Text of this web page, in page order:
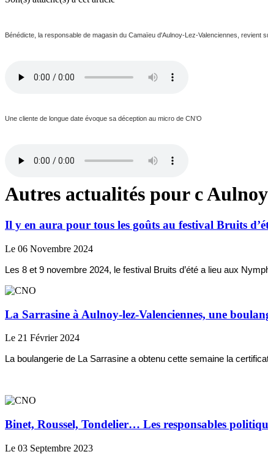
Bénédicte, la responsable de magasin du Camaïeu d'Aulnoy-Lez-Valenciennes, revient
Une cliente de longue date évoque sa déception au micro de CN’O
Autres actualités pour c
Il y en aura pour tous les goûts au festival Bruits
Le 06 Novembre 2024
Les 8 et 9 novembre 2024, le festival Bruits d’été a lieu aux
La Sarrasine à Aulnoy-lez-Valenciennes, une
Le 21 Février 2024
La boulangerie de La Sarrasine a obtenu cette semaine la
Binet, Roussel, Tondelier… Les responsables
Le 03 Septembre 2023